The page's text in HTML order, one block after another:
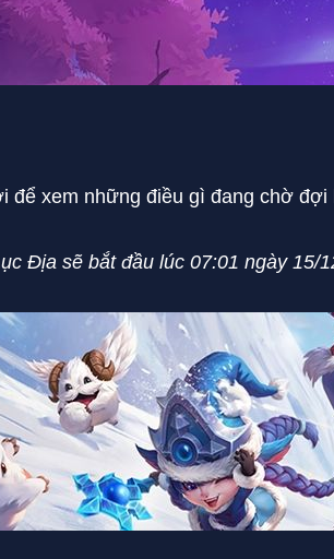
để xem những điều gì đang chờ đợi
Địa sẽ bắt đầu lúc 07:01 ngày 15/